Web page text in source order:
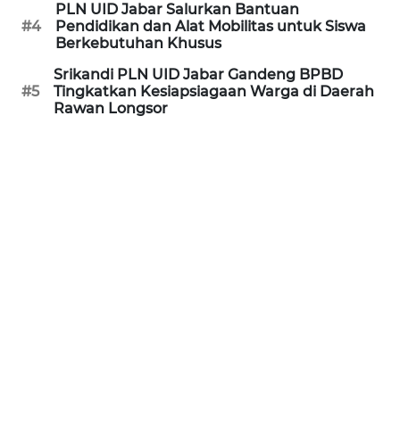
#4
PLN UID Jabar Salurkan Bantuan
Pendidikan dan Alat Mobilitas untuk Siswa
Berkebutuhan Khusus
#5
Srikandi PLN UID Jabar Gandeng BPBD
Tingkatkan Kesiapsiagaan Warga di Daerah
Rawan Longsor
SUKABUMI
WN
PURWAKARTA